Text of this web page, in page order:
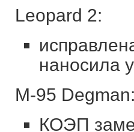
Leopard 2:
наносила
M-95 Degman:
КОЭП